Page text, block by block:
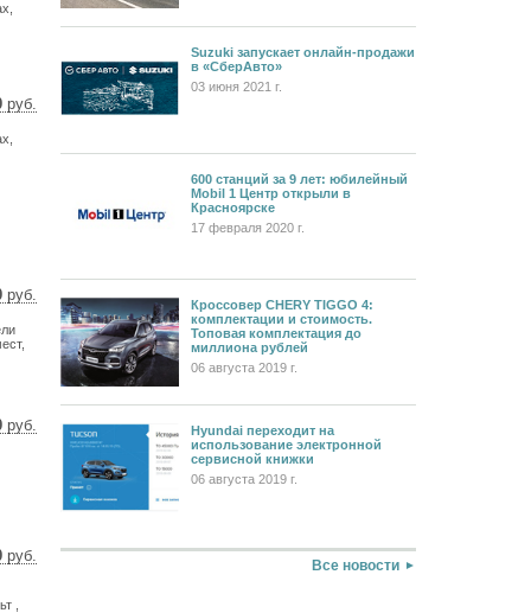
€
руб.
€
руб.
€
руб.
руб.
,
Suzuki запускает онлайн-продажи
в «СберАвто»
03 июня 2021 г.
600 станций за 9 лет: юбилейный
Mobil 1 Центр открыли в
Красноярске
17 февраля 2020 г.
Кроссовер CHERY TIGGO 4:
комплектации и стоимость.
Топовая комплектация до
миллиона рублей
06 августа 2019 г.
Hyundai переходит на
использование электронной
сервисной книжки
06 августа 2019 г.
Все новости